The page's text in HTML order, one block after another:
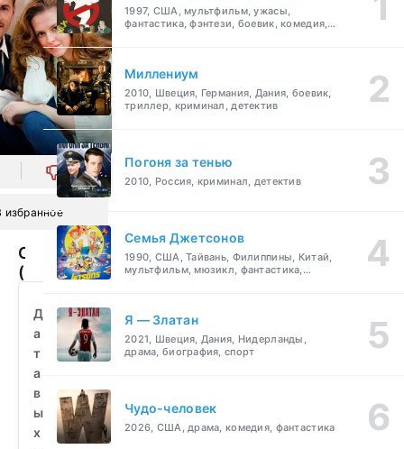
0
избранное
Сашка
(2021)
бесплатно
Д
а
т
а
в
ы
х
1997, США, мультфильм, ужасы,
фантастика, фэнтези, боевик, комедия,
Миллениум
2010, Швеция, Германия, Дания, боевик,
триллер, криминал, детектив
Погоня за тенью
2010, Россия, криминал, детектив
Семья Джетсонов
1990, США, Тайвань, Филиппины, Китай,
мультфильм, мюзикл, фантастика,
Я — Златан
2021, Швеция, Дания, Нидерланды,
драма, биография, спорт
Чудо-человек
2026, США, драма, комедия, фантастика